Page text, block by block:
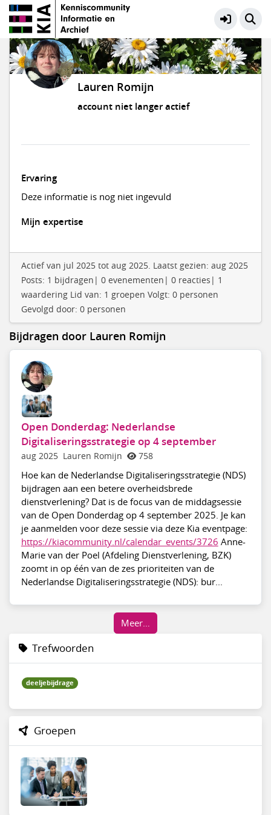
Lauren Romijn
account niet langer actief
Ervaring
Deze informatie is nog niet ingevuld
Mijn expertise
Actief van jul 2025 tot aug 2025. Laatst gezien: aug 2025
Posts: 1 bijdragen| 0 evenementen| 0 reacties| 1
waardering Lid van: 1 groepen Volgt: 0 personen
Gevolgd door: 0 personen
Bijdragen door Lauren Romijn
Open Donderdag: Nederlandse
Digitaliseringsstrategie op 4 september
aug 2025 Lauren Romijn 758
Hoe kan de Nederlandse Digitaliseringsstrategie (NDS)
bijdragen aan een betere overheidsbrede
dienstverlening? Dat is de focus van de middagsessie
van de Open Donderdag op 4 september 2025. Je kan
je aanmelden voor deze sessie via deze Kia eventpage:
https://kiacommunity.nl/calendar_events/3726 Anne-
Marie van der Poel (Afdeling Dienstverlening, BZK)
zoomt in op één van de zes prioriteiten van de
Nederlandse Digitaliseringsstrategie (NDS): bur...
Meer…
Trefwoorden
deeljebijdrage
Groepen